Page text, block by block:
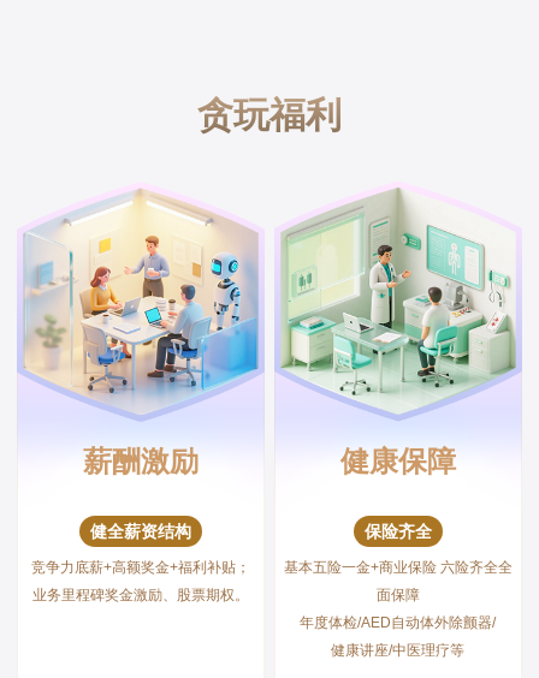
贪玩福利
薪酬激励
健全薪资结构
竞争力底薪+高额奖金+福利补贴；
业务里程碑奖金激励、股票期权。
健康保障
保险齐全
基本五险一金+商业保险 六险齐全全
面保障
年度体检/AED自动体外除颤器/
健康讲座/中医理疗等